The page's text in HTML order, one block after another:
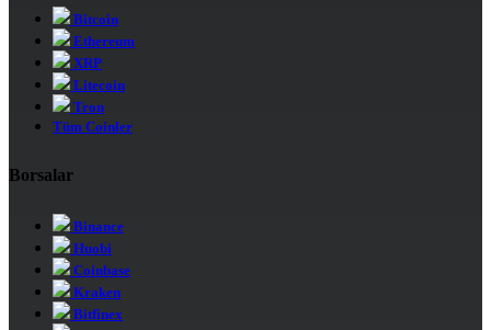
Bitcoin
Ethereum
XRP
Litecoin
Tron
Tüm Coinler
Borsalar
Binance
Huobi
Coinbase
Kraken
Bitfinex